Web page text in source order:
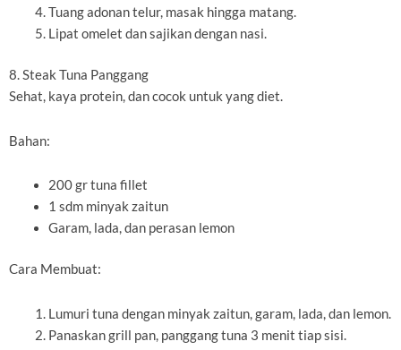
Tuang adonan telur, masak hingga matang.
Lipat omelet dan sajikan dengan nasi.
8. Steak Tuna Panggang
Sehat, kaya protein, dan cocok untuk yang diet.
Bahan:
200 gr tuna fillet
1 sdm minyak zaitun
Garam, lada, dan perasan lemon
Cara Membuat:
Lumuri tuna dengan minyak zaitun, garam, lada, dan lemon.
Panaskan grill pan, panggang tuna 3 menit tiap sisi.